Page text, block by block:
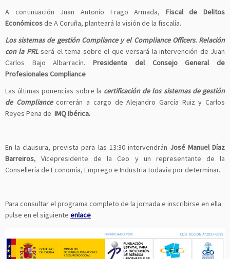
A continuación Juan Antonio Frago Armada, Fiscal de Delitos
Económicosde A Coruña, planteará la visión de la fiscalía.
Los sistemas de gestión Compliance y el Compliance Officers. Relación
con la PRLserá el tema sobre el que versará la intervención de Juan
Carlos Bajo Albarracín.Presidente del Consejo General de
Profesionales Compliance
Las últimas ponencias sobre la certificación de los sistemas de gestión
de Compliancecorrerán a cargo de Alejandro García Ruiz y Carlos
Reyes Pena de IMQ Ibérica.
En la clausura, prevista para las 13:30 intervendrán José Manuel Díaz
Barreiros, Vicepresidente de la Ceo y un representante de la
Consellería de Economía, Emprego e Industria todavía por determinar.
Para consultar el programa completo de la jornada e inscribirse en ella
pulse en el siguiente enlace